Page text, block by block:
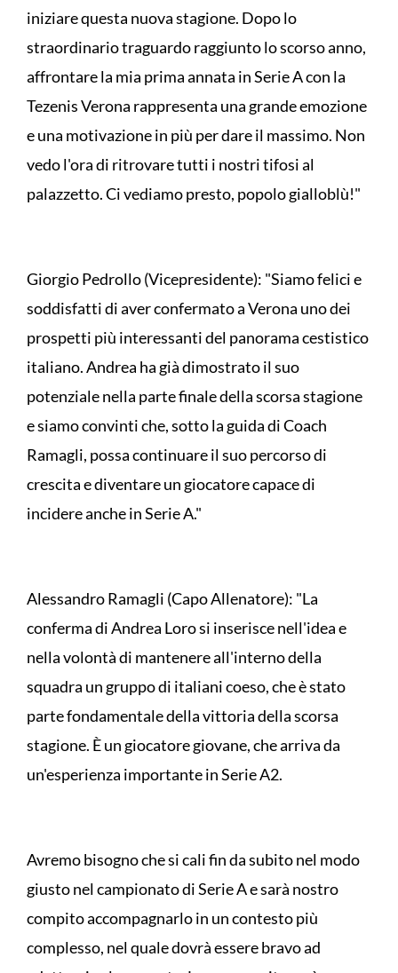
iniziare questa nuova stagione. Dopo lo
straordinario traguardo raggiunto lo scorso anno,
affrontare la mia prima annata in Serie A con la
Tezenis Verona rappresenta una grande emozione
e una motivazione in più per dare il massimo. Non
vedo l'ora di ritrovare tutti i nostri tifosi al
palazzetto. Ci vediamo presto, popolo gialloblù!"
Giorgio Pedrollo (Vicepresidente): "Siamo felici e
soddisfatti di aver confermato a Verona uno dei
prospetti più interessanti del panorama cestistico
italiano. Andrea ha già dimostrato il suo
potenziale nella parte finale della scorsa stagione
e siamo convinti che, sotto la guida di Coach
Ramagli, possa continuare il suo percorso di
crescita e diventare un giocatore capace di
incidere anche in Serie A."
Alessandro Ramagli (Capo Allenatore): "La
conferma di Andrea Loro si inserisce nell'idea e
nella volontà di mantenere all'interno della
squadra un gruppo di italiani coeso, che è stato
parte fondamentale della vittoria della scorsa
stagione. È un giocatore giovane, che arriva da
un'esperienza importante in Serie A2.
Avremo bisogno che si cali fin da subito nel modo
giusto nel campionato di Serie A e sarà nostro
compito accompagnarlo in un contesto più
complesso, nel quale dovrà essere bravo ad